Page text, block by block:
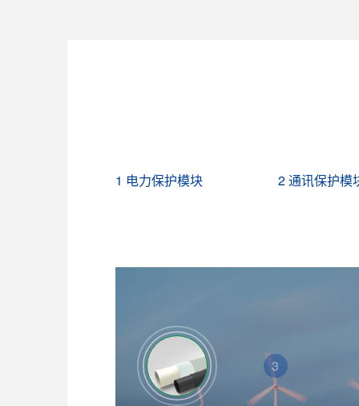
1 电力保护模块 2 通讯保护模
3